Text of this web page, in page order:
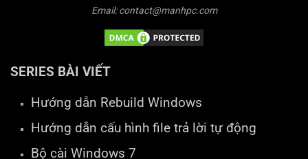
Email: contact@manhpc.com
SERIES BÀI VIẾT
Hướng dẫn Rebuild Windows
Hướng dẫn cấu hình file trả lời tự động
Bộ cài Windows 7